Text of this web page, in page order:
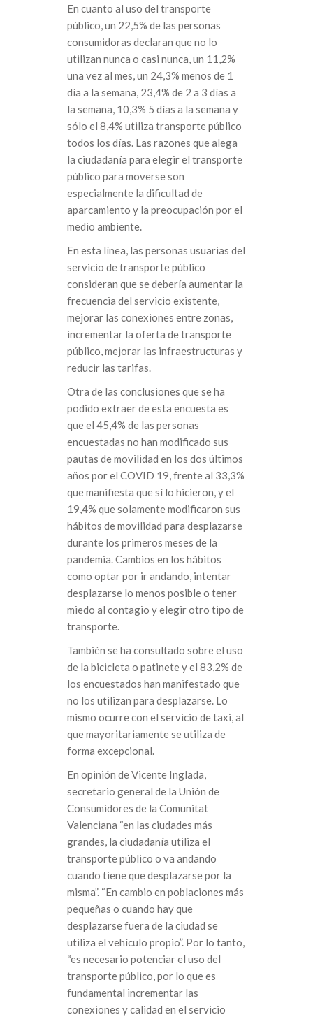
En cuanto al uso del transporte
público, un 22,5% de las personas
consumidoras declaran que no lo
utilizan nunca o casi nunca, un 11,2%
una vez al mes, un 24,3% menos de 1
día a la semana, 23,4% de 2 a 3 días a
la semana, 10,3% 5 días a la semana y
sólo el 8,4% utiliza transporte público
todos los días. Las razones que alega
la ciudadanía para elegir el transporte
público para moverse son
especialmente la dificultad de
aparcamiento y la preocupación por el
medio ambiente.
En esta línea, las personas usuarias del
servicio de transporte público
consideran que se debería aumentar la
frecuencia del servicio existente,
mejorar las conexiones entre zonas,
incrementar la oferta de transporte
público, mejorar las infraestructuras y
reducir las tarifas.
Otra de las conclusiones que se ha
podido extraer de esta encuesta es
que el 45,4% de las personas
encuestadas no han modificado sus
pautas de movilidad en los dos últimos
años por el COVID 19, frente al 33,3%
que manifiesta que sí lo hicieron, y el
19,4% que solamente modificaron sus
hábitos de movilidad para desplazarse
durante los primeros meses de la
pandemia. Cambios en los hábitos
como optar por ir andando, intentar
desplazarse lo menos posible o tener
miedo al contagio y elegir otro tipo de
transporte.
También se ha consultado sobre el uso
de la bicicleta o patinete y el 83,2% de
los encuestados han manifestado que
no los utilizan para desplazarse. Lo
mismo ocurre con el servicio de taxi, al
que mayoritariamente se utiliza de
forma excepcional.
En opinión de Vicente Inglada,
secretario general de la Unión de
Consumidores de la Comunitat
Valenciana “en las ciudades más
grandes, la ciudadanía utiliza el
transporte público o va andando
cuando tiene que desplazarse por la
misma”. “En cambio en poblaciones más
pequeñas o cuando hay que
desplazarse fuera de la ciudad se
utiliza el vehículo propio”. Por lo tanto,
“es necesario potenciar el uso del
transporte público, por lo que es
fundamental incrementar las
conexiones y calidad en el servicio